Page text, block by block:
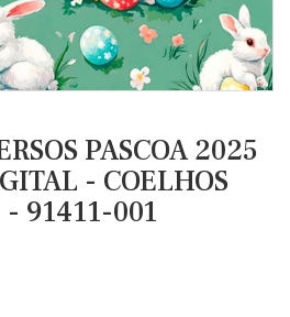
PASCOA 2025
- COELHOS
- 91411-001